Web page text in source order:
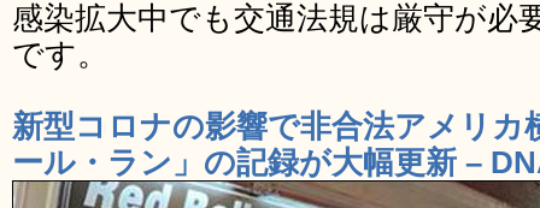
感染拡大中でも交通法規は厳守が必
です。
新型コロナの影響で非合法アメリカ
ール・ラン」の記録が大幅更新 –